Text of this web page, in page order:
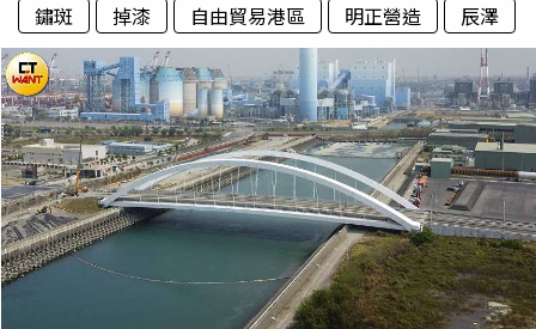
鏽斑
掉漆 自由貿易港區 明正營造 辰澤